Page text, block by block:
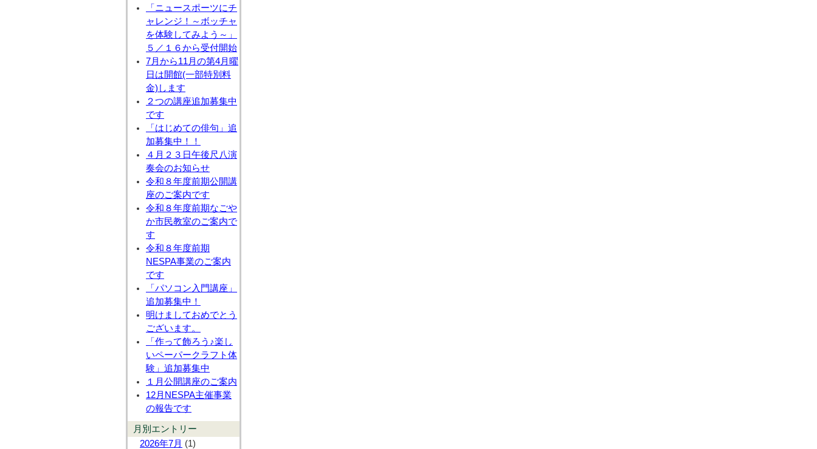
「ニュースポーツにチ
ャレンジ！～ボッチャ
を体験してみよう～」
５／１６から受付開始
7月から11月の第4月曜
日は開館(一部特別料
金)します
２つの講座追加募集中
です
「はじめての俳句」追
加募集中！！
４月２３日午後尺八演
奏会のお知らせ
令和８年度前期公開講
座のご案内です
令和８年度前期なごや
か市民教室のご案内で
す
令和８年度前期
NESPA事業のご案内
です
「パソコン入門講座」
追加募集中！
明けましておめでとう
ございます。
「作って飾ろう♪楽し
いペーパークラフト体
験」追加募集中
１月公開講座のご案内
12月NESPA主催事業
の報告です
月別エントリー
2026年7月 (1)